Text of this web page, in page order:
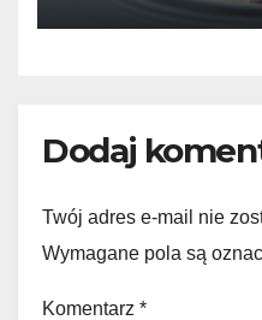
Dodaj
Twój adres e-mail nie
Wymagane pola są
Komentarz *